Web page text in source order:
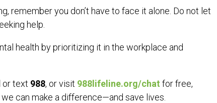
remember you don’t have to face it alone. Do not let
help.
health by prioritizing it in the workplace and
or text 988, or visit 988lifeline.org/chat for free,
can make a difference—and save lives.